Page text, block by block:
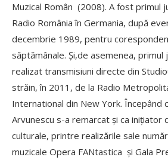
Muzical Român (2008). A fost primul
Radio România în Germania, după
decembrie 1989, pentru
săptămânale. Și,de asemenea, primul
realizat transmisiuni directe din
străin, în 2011, de la Radio
International din New York. Începând
Arvunescu s-a remarcat și ca inițiator
culturale, printre realizările sale
muzicale Opera FANtastica și Gala